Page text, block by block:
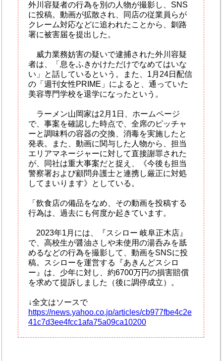
外川容疑者の行為を別の人物が撮影し、SNS
に投稿。動画が拡散され、同店の従業員らが
クレーム対応などに追われたことから、釧路
署に被害届を提出した。
威力業務妨害の疑いで逮捕された外川容疑
者は、「息をふきかけただけでなめてはいな
い」と話しているという。また、1月24日配信
の「週刊女性PRIME」によると、通っていた
美容専門学校を退学になったという。
ラーメン山岡家は2月1日、ホームページ
で、事案を確認した時点で、全席のピッチャ
ーと調味料の容器の交換、消毒を実施したと
発表。また、動画に関与した人物から、担当
エリアマネージャーに対して直接謝罪された
が、同社は重大事案だと捉え、《今後も担当
警察署および顧問弁護士と連携し厳正に対処
してまいります》としている。
「飲食店の備品をなめ、その動画を投稿する
行為は、過去にも何度か起きています。
2023年1月には、『スシロー 岐阜正木店』
で、高校生が醤油さしや未使用の湯呑みを舐
めるなどの行為を撮影して、動画をSNSに投
稿。スシローを運営する『あきんどスシロ
ー』は、少年に対し、約6700万円の損害賠償
を求めて提訴しました（後に調停成立）。
↓全文はソースで
https://news.yahoo.co.jp/articles/cb977fbe4c2e
41c7d3ee4fcc1afa75a09ca10200